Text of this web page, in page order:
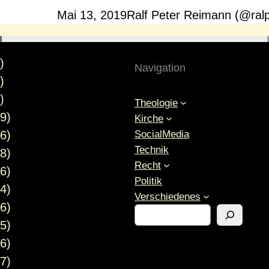
Mai 13, 2019Ralf Peter Reimann
Navigation
Theologie
Kirche
SocialMedia
Technik
Recht
Politik
Verschiedenes
S
u